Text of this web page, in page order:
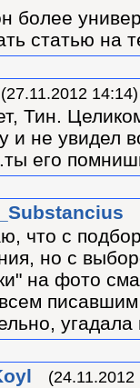
более
статью на
(27.11.2012 14:14)
Тин.
и не увидел
его
что с
но с
на фото
угадала
(24.11.2012